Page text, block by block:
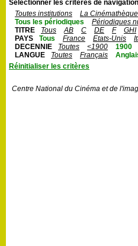
Sélectionner les critères de
Toutes institutions
La
Tous les périodiques
Périodiques
TITRE
Tous AB C DE F
GHI
PAYS
Tous France Etats-Unis
DECENNIE
Toutes <1900
1900
LANGUE
Toutes Français
Réinitialiser les critères
Centre National du Cinéma et de